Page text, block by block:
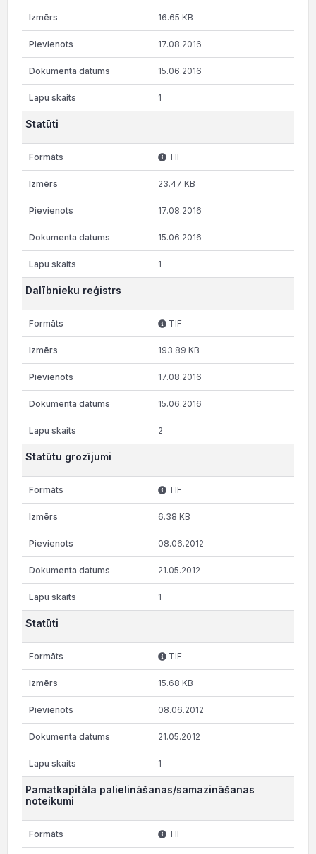
16.65 KB
17.08.2016
15.06.2016
1
Statūti
TIF
23.47 KB
17.08.2016
15.06.2016
1
Dalībnieku reģistrs
TIF
193.89 KB
17.08.2016
15.06.2016
2
Statūtu grozījumi
TIF
6.38 KB
08.06.2012
21.05.2012
1
Statūti
TIF
15.68 KB
08.06.2012
21.05.2012
1
Pamatkapitāla palielināšanas/samazināšanas
noteikumi
TIF